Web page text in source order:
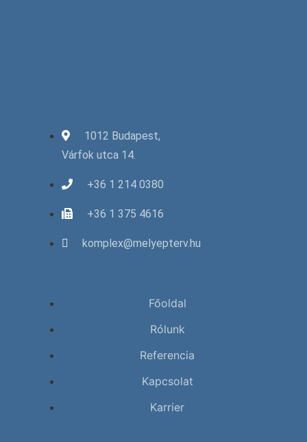
1012 Budapest,
Várfok utca 14.
+36 1 214 0380
+36 1 375 4616
komplex@melyepterv.hu
Főoldal
Rólunk
Referencia
Kapcsolat
Karrier